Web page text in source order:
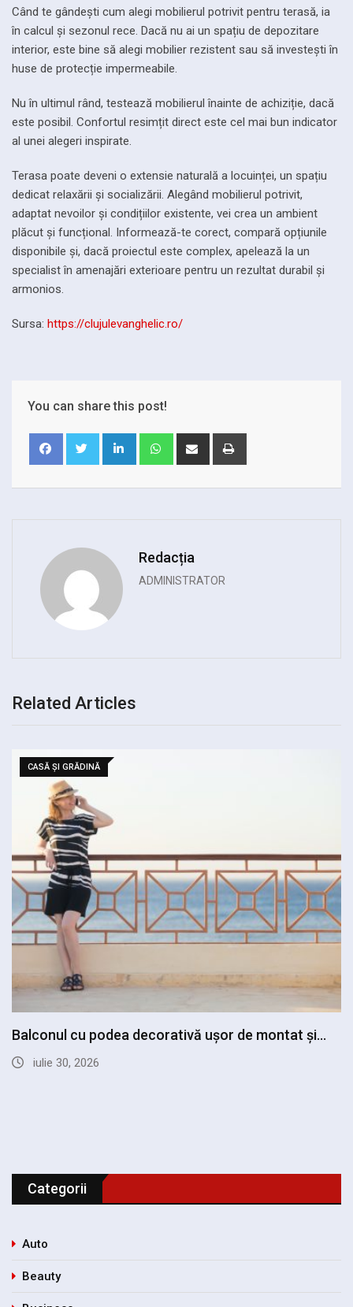
Când te gândești cum alegi mobilierul potrivit pentru terasă, ia
în calcul și sezonul rece. Dacă nu ai un spațiu de depozitare
interior, este bine să alegi mobilier rezistent sau să investești în
huse de protecție impermeabile.
Nu în ultimul rând, testează mobilierul înainte de achiziție, dacă
este posibil. Confortul resimțit direct este cel mai bun indicator
al unei alegeri inspirate.
Terasa poate deveni o extensie naturală a locuinței, un spațiu
dedicat relaxării și socializării. Alegând mobilierul potrivit,
adaptat nevoilor și condițiilor existente, vei crea un ambient
plăcut și funcțional. Informează-te corect, compară opțiunile
disponibile și, dacă proiectul este complex, apelează la un
specialist în amenajări exterioare pentru un rezultat durabil și
armonios.
Sursa: https://clujulevanghelic.ro/
You can share this post!
LinkedIn WhatsappShare
Redacția
ADMINISTRATOR
Related Articles
CASĂ ȘI GRĂDINĂ
Casa cu pervazuri decorate frumos: plante, cărți
și…
Categorii
Auto
Beauty